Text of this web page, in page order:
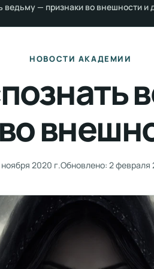
ведьму — признаки во внешности и
НОВОСТИ АКАДЕМИИ
ноября 2020 г.Обновлено: 2 февраля